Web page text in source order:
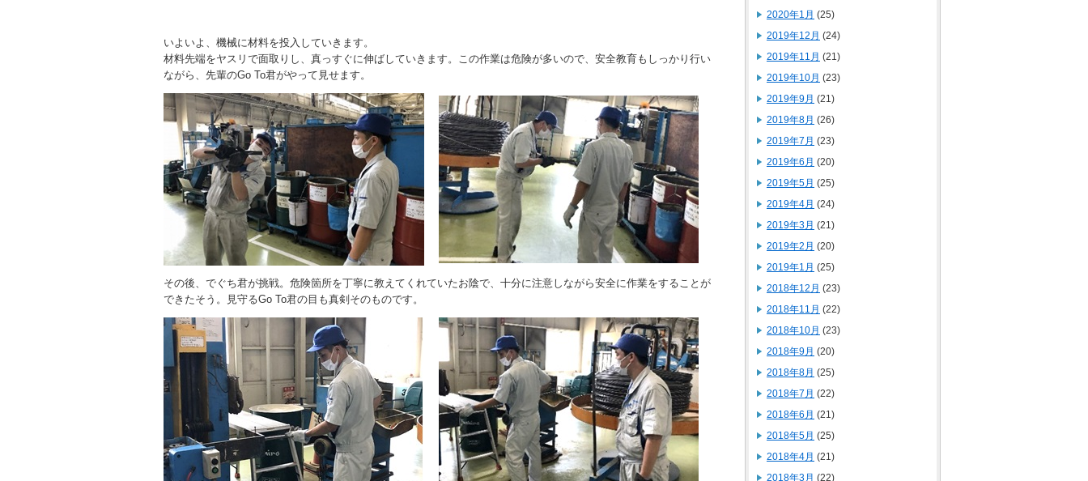
いよいよ、機械に材料を投入していきます。
材料先端をヤスリで面取りし、真っすぐに伸ばしていきます。この作業は危険が多いので、安全教育もしっかり行い
ながら、先輩のGo To君がやって見せます。
その後、でぐち君が挑戦。危険箇所を丁寧に教えてくれていたお陰で、十分に注意しながら安全に作業をすることが
できたそう。見守るGo To君の目も真剣そのものです。
2020年1月 (25)
2019年12月 (24)
2019年11月 (21)
2019年10月 (23)
2019年9月 (21)
2019年8月 (26)
2019年7月 (23)
2019年6月 (20)
2019年5月 (25)
2019年4月 (24)
2019年3月 (21)
2019年2月 (20)
2019年1月 (25)
2018年12月 (23)
2018年11月 (22)
2018年10月 (23)
2018年9月 (20)
2018年8月 (25)
2018年7月 (22)
2018年6月 (21)
2018年5月 (25)
2018年4月 (21)
2018年3月 (22)